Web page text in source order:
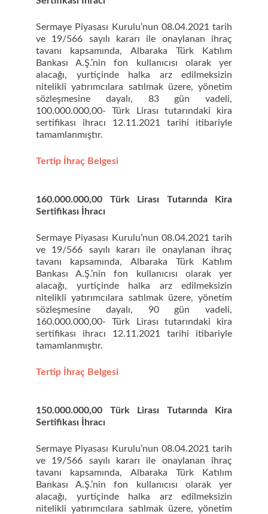
Sermaye Piyasası Kurulu’nun 08.04.2021 tarih
ve 19/566 sayılı kararı ile onaylanan ihraç
tavanı kapsamında, Albaraka Türk Katılım
Bankası A.Ş.’nin fon kullanıcısı olarak yer
alacağı, yurtiçinde halka arz edilmeksizin
nitelikli yatırımcılara satılmak üzere, yönetim
sözleşmesine dayalı, 83 gün vadeli,
100.000.000,00- Türk Lirası tutarındaki kira
sertifikası ihracı 12.11.2021 tarihi itibariyle
tamamlanmıştır.
Tertip İhraç Belgesi
160.000.000,00 Türk Lirası Tutarında Kira
Sertifikası İhracı
Sermaye Piyasası Kurulu’nun 08.04.2021 tarih
ve 19/566 sayılı kararı ile onaylanan ihraç
tavanı kapsamında, Albaraka Türk Katılım
Bankası A.Ş.’nin fon kullanıcısı olarak yer
alacağı, yurtiçinde halka arz edilmeksizin
nitelikli yatırımcılara satılmak üzere, yönetim
sözleşmesine dayalı, 90 gün vadeli,
160.000.000,00- Türk Lirası tutarındaki kira
sertifikası ihracı 12.11.2021 tarihi itibariyle
tamamlanmıştır.
Tertip İhraç Belgesi
150.000.000,00 Türk Lirası Tutarında Kira
Sertifikası İhracı
Sermaye Piyasası Kurulu’nun 08.04.2021 tarih
ve 19/566 sayılı kararı ile onaylanan ihraç
tavanı kapsamında, Albaraka Türk Katılım
Bankası A.Ş.’nin fon kullanıcısı olarak yer
alacağı, yurtiçinde halka arz edilmeksizin
nitelikli yatırımcılara satılmak üzere, yönetim